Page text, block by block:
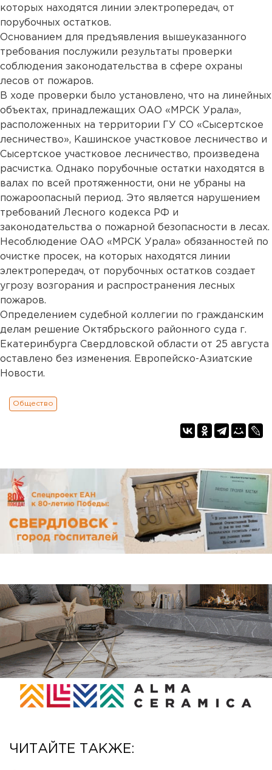
которых находятся линии электропередач, от
порубочных остатков.
Основанием для предъявления вышеуказанного
требования послужили результаты проверки
соблюдения законодательства в сфере охраны
лесов от пожаров.
В ходе проверки было установлено, что на линейных
объектах, принадлежащих ОАО «МРСК Урала»,
расположенных на территории ГУ СО «Сысертское
лесничество», Кашинское участковое лесничество и
Сысертское участковое лесничество, произведена
расчистка. Однако порубочные остатки находятся в
валах по всей протяженности, они не убраны на
пожароопасный период. Это является нарушением
требований Лесного кодекса РФ и
законодательства о пожарной безопасности в лесах.
Несоблюдение ОАО «МРСК Урала» обязанностей по
очистке просек, на которых находятся линии
электропередач, от порубочных остатков создает
угрозу возгорания и распространения лесных
пожаров.
Определением судебной коллегии по гражданским
делам решение Октябрьского районного суда г.
Екатеринбурга Свердловской области от 25 августа
оставлено без изменения. Европейско-Азиатские
Новости.
Общество
ЧИТАЙТЕ ТАКЖЕ: